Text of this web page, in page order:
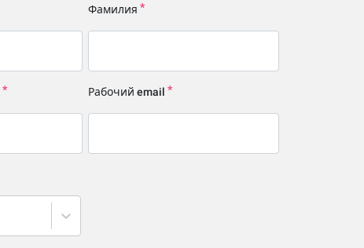
Фамилия
Рабочий email